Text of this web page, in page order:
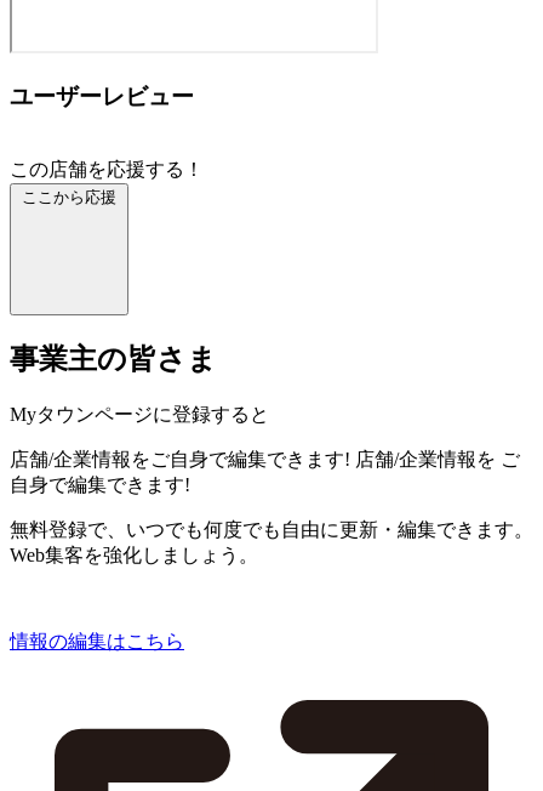
ユーザーレビュー
この店舗を応援する！
ここから応援
事業主の皆さま
Myタウンページに登録すると
店舗/企業情報をご自身で編集できます! 店舗/企業情報を ご
自身で編集できます!
無料登録で、いつでも何度でも自由に更新・編集できます。
Web集客を強化しましょう。
情報の編集はこちら